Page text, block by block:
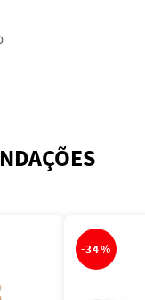
-34%